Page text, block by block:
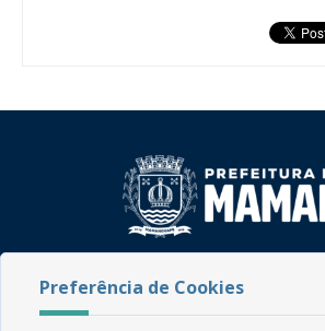
CEP: 58.280-000 - Mamanguape/PB
Fone: (83) 3292-2246
Preferência de Cookies